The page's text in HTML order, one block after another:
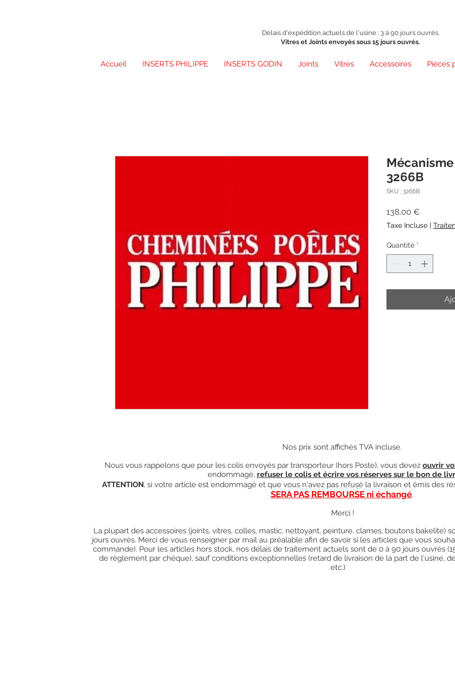
Délais d'expédition actuels de l'usine : 3 à 90 jours ouvrés.
Vitres et Joints envoyés sous 15 jours ouvrés.
Accueil INSERTS PHILIPPE INSERTS GODIN Joints Vitres Accessoires Pièces
3266B
SKU : 3266B
138,00 €
Taxe Incluse |
Quantité *
Nos prix sont affichés TVA incluse.
Nous vous rappelons que pour les colis envoyés par transporteur (hors Poste), vous devez ouvrir
endommagé, refuser le colis et écrire vos réserves sur le bon de
ATTENTION, si votre article est endommagé et que vous n'avez pas refusé la livraison et émis des
SERA PAS REMBOURSE ni échangé.
Merci !
La plupart des accessoires (joints, vitres, colles, mastic, nettoyant, peinture, clames, boutons bakelite)
jours ouvrés. Merci de vous renseigner par mail au préalable afin de savoir si les articles que vous
commande). Pour les articles hors stock, nos délais de traitement actuels sont de 0 à 90 jours ouvrés
de règlement par chèque), sauf conditions exceptionnelles (retard de livraison de la part de l'usine,
etc.)